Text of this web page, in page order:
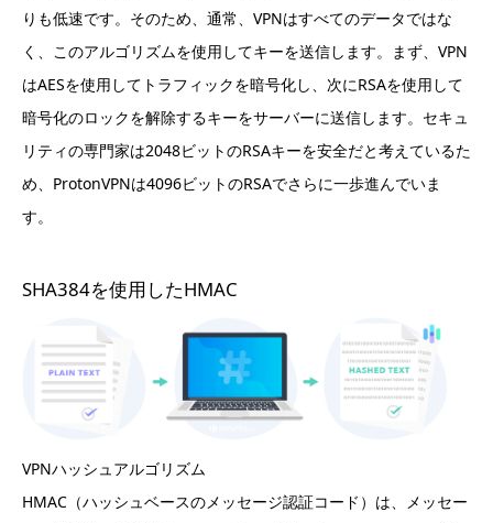
りも低速です。そのため、通常、VPNはすべてのデータではな
く、このアルゴリズムを使用してキーを送信します。まず、VPN
はAESを使用してトラフィックを暗号化し、次にRSAを使用して
暗号化のロックを解除するキーをサーバーに送信します。セキュ
リティの専門家は2048ビットのRSAキーを安全だと考えているた
め、ProtonVPNは4096ビットのRSAでさらに一歩進んでいま
す。
SHA3​​84を使用したHMAC
VPNハッシュアルゴリズム
HMAC（ハッシュベースのメッセージ認証コード）は、メッセー